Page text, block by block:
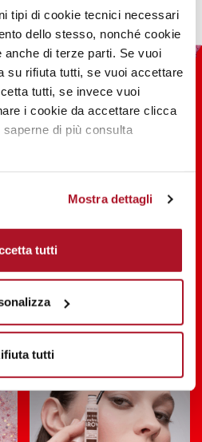
tipi di cookie tecnici necessari
dello stesso, nonché cookie
di terze parti. Se vuoi
su rifiuta tutti, se vuoi accettare
tutti, se invece vuoi
i cookie da accettare clicca
di più consulta
Mostra dettagli
tutti
tutti
RICERCA,
SCOPRI
#EVERYDAYDIVA